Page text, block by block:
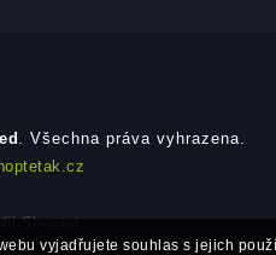
vyjadřujete souhlas s jejich
. Všechna práva vyhrazena.
Shoptet